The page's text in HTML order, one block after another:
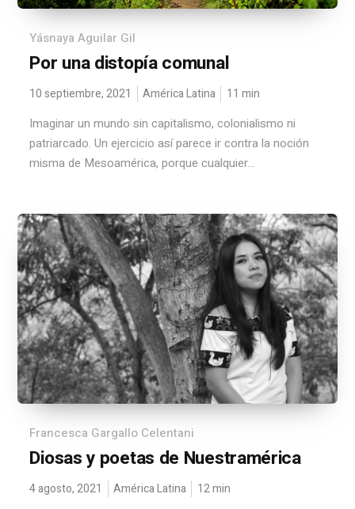
Yásnaya Aguilar Gil
Por una distopía comunal
10 septiembre, 2021 América Latina 11 min
Imaginar un mundo sin capitalismo, colonialismo ni
patriarcado. Un ejercicio así parece ir contra la noción
misma de Mesoamérica, porque cualquier...
Francesca Gargallo Celentani
Diosas y poetas de Nuestramérica
4 agosto, 2021 América Latina 12min